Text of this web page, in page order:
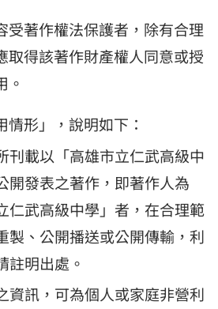
受著作權法保護者，除有合理
取得該著作財產權人同意或授
。
情形」，說明如下：
刊載以「高雄市立仁武高級中
開發表之著作，即著作人為
仁武高級中學」者，在合理範
製、公開播送或公開傳輸，利
註明出處。
資訊，可為個人或家庭非營利